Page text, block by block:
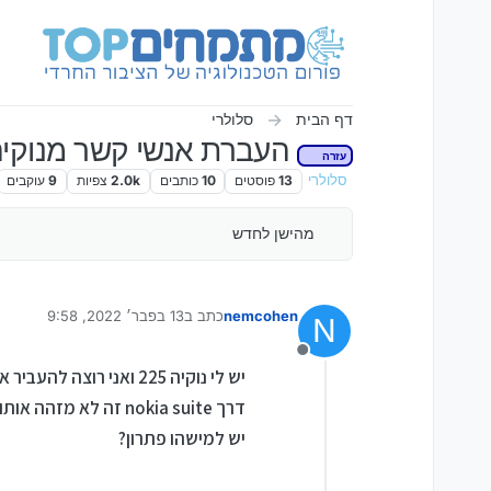
דף הבית סלולרי
עזרה העברת אנשי קשר מנוקיה 225
סלולרי 13 פוסטים 10 כותבים 2.0k צפיות 9 עוקבים
מהישן לחדש
N
מנותק
nemcohenכתב ב13 בפבר׳ 2022, 9:58
נערך לאחרונה על ידי חברים
יש לי נוקיה 225 ואני רוצה להעביר את אנשי הקשר למכשיר אנדרואיד, או אפילו למחשב,
דרך nokia suite זה לא מזהה אותו במחשב, ודרך סנכרון עם אנדרואיד במכשיר זה גם לא עובד
יש למישהו פתרון?